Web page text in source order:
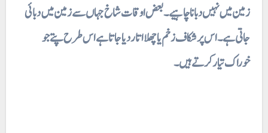
زمین میں نہیں دبانا چاہیے۔ بعض اوقات شاخ جہاں سے زمین میں دبائی
جاتی ہے۔ اس پر شکاف زخم یا چھلا اتار دیا جاتا ہے اس طرح پتے جو
خوراک تیار کرتے ہیں۔